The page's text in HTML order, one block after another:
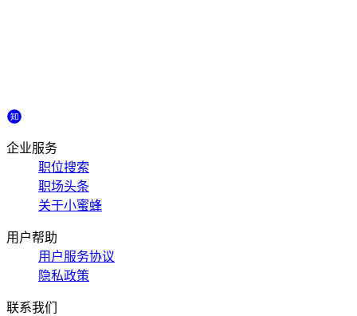
企业服务
职位搜索
职场头条
关于小蜜蜂
用户帮助
用户服务协议
隐私政策
联系我们